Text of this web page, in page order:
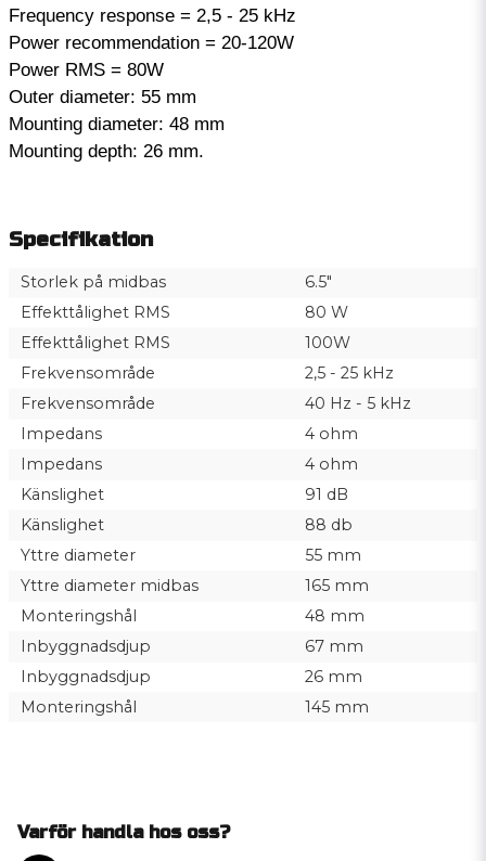
Frequency response = 2,5 - 25 kHz
Power recommendation = 20-120W
Power RMS = 80W
Outer diameter: 55 mm
Mounting diameter: 48 mm
Mounting depth: 26 mm.
Specifikation
Storlek på midbas
6.5"
Effekttålighet RMS
80 W
Effekttålighet RMS
100W
Frekvensområde
2,5 - 25 kHz
Frekvensområde
40 Hz - 5 kHz
Impedans
4 ohm
Impedans
4 ohm
Känslighet
91 dB
Känslighet
88 db
Yttre diameter
55 mm
Yttre diameter midbas
165 mm
Monteringshål
48 mm
Inbyggnadsdjup
67 mm
Inbyggnadsdjup
26 mm
Monteringshål
145 mm
Varför handla hos oss?